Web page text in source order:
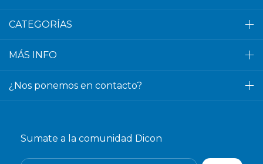
CATEGORÍAS
MÁS INFO
¿Nos ponemos en contacto?
Sumate a la comunidad Dicon